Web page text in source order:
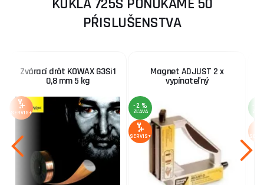
PŔISLUŠENSTVA
Zvárací drôt KOWAX G3Si1
0,8 mm 5 kg
SERVIS+
Magnet ADJUST 2 x
vypínateľný
-2 %
ZĽAVA
SERVIS+